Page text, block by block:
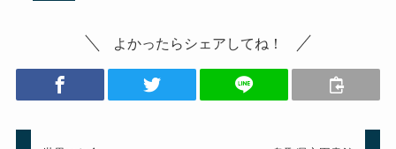
よかったらシェアしてね！